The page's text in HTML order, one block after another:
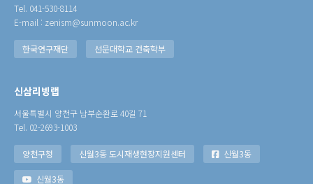
Tel. 041-530-8114
E-mail : zenism@sunmoon.ac.kr
한국연구재단 선문대학교 건축학부
신삼리빙랩
서울특별시 양천구 남부순환로 40길 71
Tel. 02-2693-1003
양천구청 신월3동 도시재생현장지원센터 신월3동
신월3동